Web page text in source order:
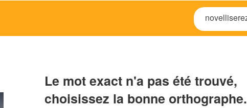
Le mot exact n'a pas été trouvé,
choisissez la bonne orthographe.